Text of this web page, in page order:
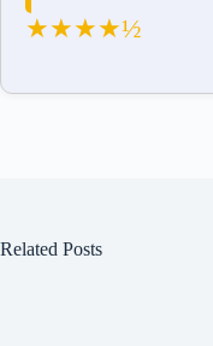
★★★★½
Related Posts